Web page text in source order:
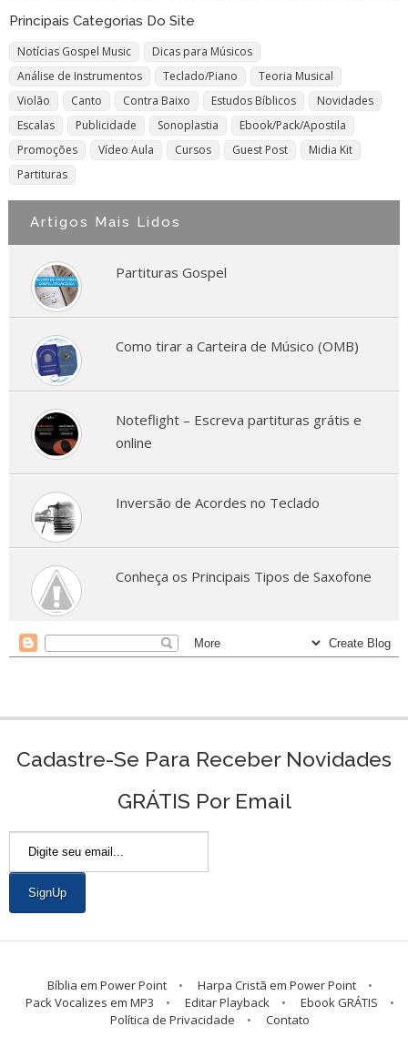
Principais Categorias Do Site
Notícias Gospel Music
Dicas para Músicos
Análise de Instrumentos
Teclado/Piano
Teoria Musical
Violão
Canto Contra Baixo Estudos Bíblicos
Novidades
Escalas
Publicidade Sonoplastia
Ebook/Pack/Apostila
Promoções
Vídeo Aula Cursos Guest Post
Midia Kit
Partituras
Artigos Mais Lidos
Partituras Gospel
Como tirar a Carteira de Músico (OMB)
Noteflight – Escreva partituras grátis e
online
Inversão de Acordes no Teclado
Conheça os Principais Tipos de Saxofone
Cadastre-Se Para Receber Novidades
GRÁTIS Por Email
Bíblia em Power Point
Harpa Cristã em Power Point
Pack Vocalizes em MP3
Editar Playback
Ebook GRÁTIS
Política de Privacidade
Contato